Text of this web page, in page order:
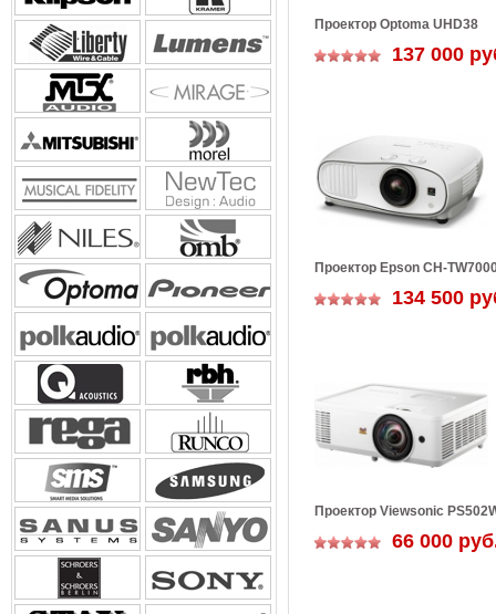
Проектор Optoma UHD38
137 000
Проектор Epson CH-
134 500
Проектор Viewsonic
66 000